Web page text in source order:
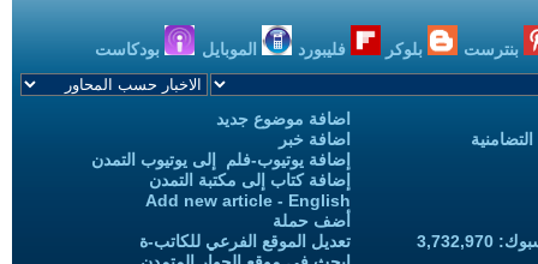
بنترست بلوكر فليبورد الموبايل بودكاست
اضافة موضوع جديد
اضافة خبر
إضافة يوتيوب-فلم إلى يوتيوب التمدن
إضافة كتاب إلى مكتبة التمدن
Add new article - English
أضف حملة
تعديل الموقع الفرعي للكاتب-ة